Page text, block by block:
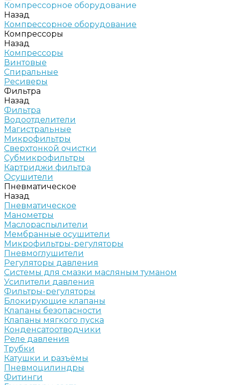
Компрессорное оборудование
Назад
Компрессорное оборудование
Компрессоры
Назад
Компрессоры
Винтовые
Спиральные
Ресиверы
Фильтра
Назад
Фильтра
Водоотделители
Магистральные
Микрофильтры
Сверхтонкой очистки
Субмикрофильтры
Картриджи фильтра
Осушители
Пневматическое
Назад
Пневматическое
Манометры
Маслораспылители
Мембранные осушители
Микрофильтры-регуляторы
Пневмоглушители
Регуляторы давления
Системы для смазки масляным туманом
Усилители давления
Фильтры-регуляторы
Блокирующие клапаны
Клапаны безопасности
Клапаны мягкого пуска
Конденсатоотводчики
Реле давления
Трубки
Катушки и разъёмы
Пневмоцилиндры
Фитинги